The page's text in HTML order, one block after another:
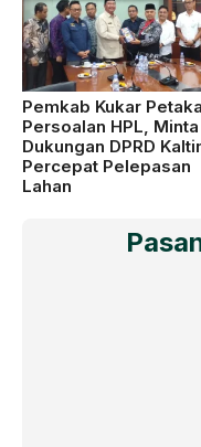
Pemkab Kukar
Persoalan HPL, Minta
Dukungan DPRD
Percepat Pelepasan
Lahan